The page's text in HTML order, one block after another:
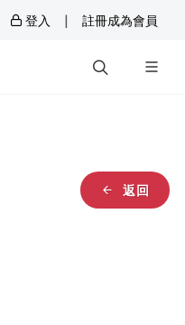
登入 | 註冊成為會員
返回